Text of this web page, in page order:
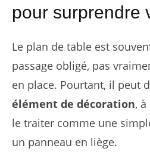
pour surprendre
Le plan de table est
passage obligé, pas
en place. Pourtant, il peut
élément de décoration,
le traiter comme une
un panneau en liège.